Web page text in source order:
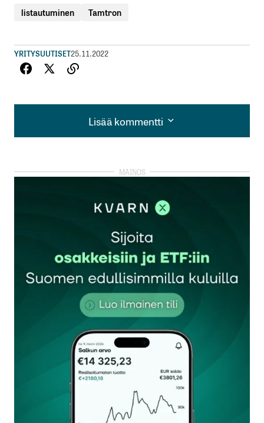
listautuminen Tamtron
YRITYSUUTISET25.11.2022
Lisää kommentti
Lisää kommentti
kirjautua
rekisteröityä
Sähköpostiosoitettasi ei julkaista.Pakolliset
kentät on merkitty*
Kommentti*
Nimesi tai nimimerkkisi